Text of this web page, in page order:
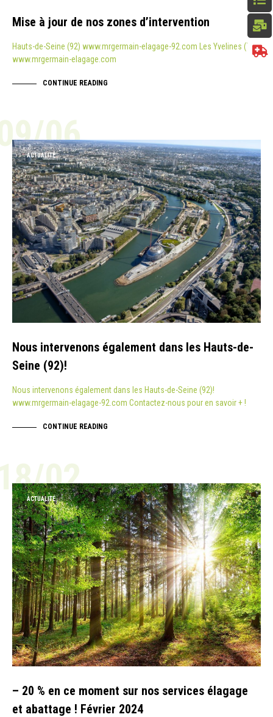
Mise à jour de nos zones d’intervention
Hauts-de-Seine (92) www.mrgermain-elagage-92.com Les Yvelines (78)
www.mrgermain-elagage.com
CONTINUE READING
06
ACTUALITÉ
Nous intervenons également dans les Hauts-de-
Seine (92)!
Nous intervenons également dans les Hauts-de-Seine (92)!
www.mrgermain-elagage-92.com Contactez-nous pour en savoir + !
CONTINUE READING
02
ACTUALITÉ
– 20 % en ce moment sur nos services élagage
et abattage ! Février 2024